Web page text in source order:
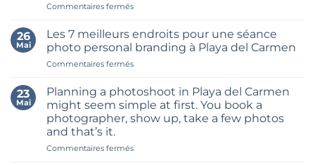
Commentaires ferméssur
to
Build
a
Month’s
of
Content
in
One
Shoot
26
Mai
Les 7 meilleurs endroits pour une séance
photo personal branding à Playa del Carmen
Commentaires ferméssur
7
meilleurs
endroits
pour
séance
23
Mai
Planning a photoshoot in Playa del Carmen
might seem simple at first. You book a
photographer, show up, take a few photos
and that’s it.
Commentaires ferméssur